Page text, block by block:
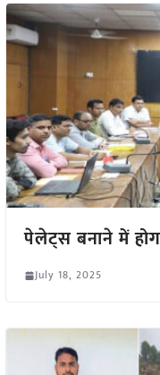
पेलेट्स बनाने में
July 18, 2025